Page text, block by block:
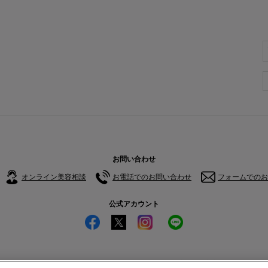
お問い合わせ
オンライン美容相談 お電話でのお問い合わせ フォームでの
公式アカウント